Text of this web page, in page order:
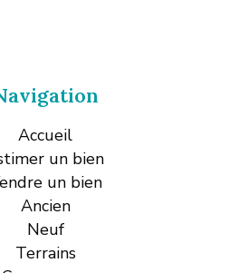
Accueil
un bien
un bien
Ancien
Neuf
Terrains